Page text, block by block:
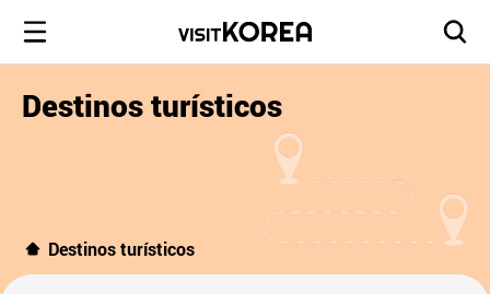
Destinos turísticos
Destinos turísticos